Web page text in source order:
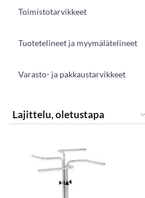
Toimistotarvikkeet
Tuotetelineet ja myymälätelineet
Varasto- ja pakkaustarvikkeet